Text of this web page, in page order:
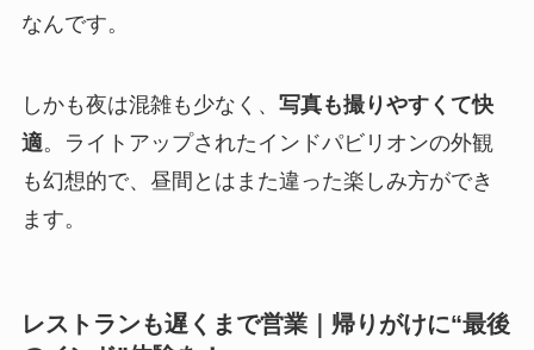
なんです。
しかも夜は混雑も少なく、 写真も撮りやすくて快
適。ライトアップされたインドパビリオンの外観
も幻想的で、昼間とはまた違った楽しみ方ができ
ます。
レストランも遅くまで営業｜帰りがけに“最後